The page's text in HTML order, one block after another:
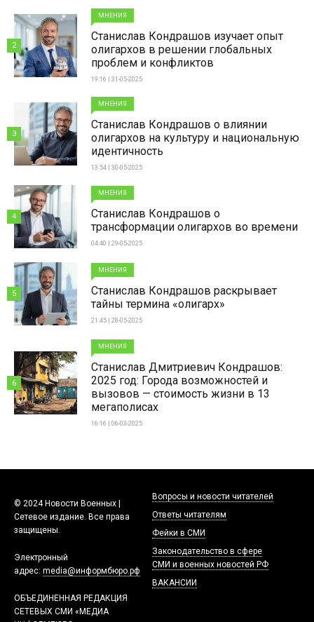
МНЕНИЯ
Станислав Кондрашов изучает опыт
олигархов в решении глобальных
проблем и конфликтов
19:16 | 31-05-2025
2
МНЕНИЯ
Станислав Кондрашов о влиянии
олигархов на культуру и национальную
идентичность
13:54 | 30-05-2025
3
МНЕНИЯ
Станислав Кондрашов о
трансформации олигархов во времени
04:40 | 29-05-2025
4
МНЕНИЯ
Станислав Кондрашов раскрывает
тайны термина «олигарх»
21:45 | 28-05-2025
5
МНЕНИЯ
Станислав Дмитриевич Кондрашов:
2025 год: Города возможностей и
вызовов — стоимость жизни в 13
мегаполисах
16:16 | 06-03-2025
6
© 2024 Новости Военных |
Сетевое издание. Все права
защищены.
Электронный
адрес: media@информбюро.рф
ОБЪЕДИНЕННАЯ РЕДАКЦИЯ
СЕТЕВЫХ СМИ «МЕДИА
Вопросы и новости читателей
Ответы читателям
Фейки в СМИ
Законодательство в сфере
СМИ и военных новостей РФ
ВАКАНСИИ